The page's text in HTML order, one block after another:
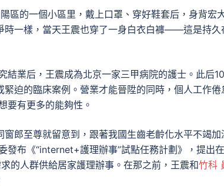
區的一個小區里，戴上口罩、穿好鞋套后，身背宏
時一樣，當天王震也穿了一身白衣白褲——這是持久
結業后，王震成為北京一家三甲病院的護士。此后
緊迫的臨床案例。營業才能晉陞的同時，個人工作
要有更多的能夠性。
郎至尊就留意到，跟著我國生齒老齡化水平不竭
發布《“internet+護理辦事”試點任務計劃》，提出
的人群供給居家護理辦事。在那之前，王震和竹科